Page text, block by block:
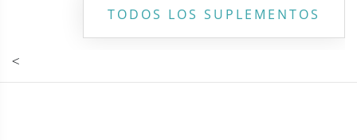
TODOS LOS SUPLEMENTOS
<